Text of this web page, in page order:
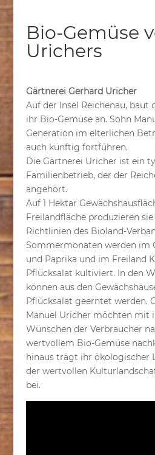
Bio-Gemüse
Urichers
Gärtnerei Gerhard Uricher
Auf der Insel Reichenau, baut
ihr Bio-Gemüse an. Sohn
Generation im elterlichen
auch künftig fortführen.
Die Gärtnerei Uricher ist ein
Familienbetrieb, der der
angehört.
Auf 1 Hektar
Freilandfläche produzieren
Richtlinien des Bioland-
Sommermonaten werden im
und Paprika und im Freiland
Pflücksalat kultiviert. In den
können aus den
Pflücksalat geerntet werden.
Manuel Uricher möchten mit
Wünschen der Verbraucher
wertvollem Bio-Gemüse
hinaus trägt ihr ökologischer
der wertvollen
bei.